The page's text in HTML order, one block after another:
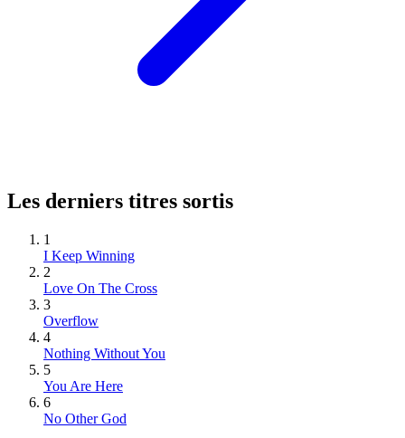
Les derniers titres sortis
1
I Keep Winning
2
Love On The Cross
3
Overflow
4
Nothing Without You
5
You Are Here
6
No Other God